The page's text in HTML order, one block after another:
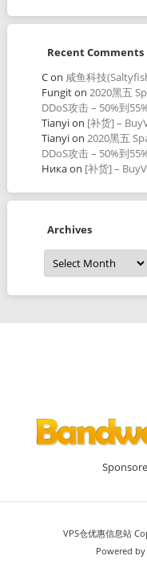
Recent Comments
Con 咸鱼科技
Fungiton 2020黑五
DDoS攻击 – 50%到
Tianyion [补货] –
Tianyion 2020黑五
DDoS攻击 – 50%到
Никаon [补货] –
Archives
Archives
VPS仓优惠信息站
Powered